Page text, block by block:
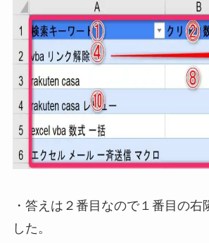
・答えは２番目なので１番目の
した。